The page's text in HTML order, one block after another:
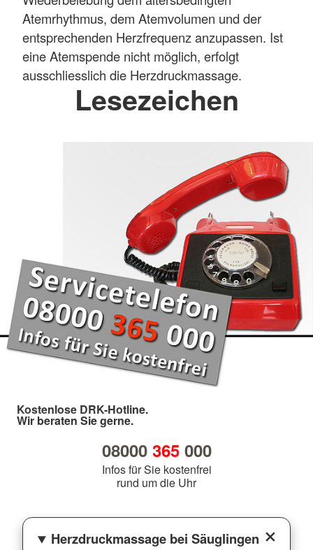
Atemrhythmus, dem Atemvolumen und der
entsprechenden Herzfrequenz anzupassen. Ist
eine Atemspende nicht möglich, erfolgt
ausschliesslich die Herzdruckmassage.
Lesezeichen
Kostenlose DRK-Hotline.
Wir beraten Sie gerne.
08000 365000
Infos für Sie kostenfrei
rund um die Uhr
Herzdruckmassage bei Säuglingen